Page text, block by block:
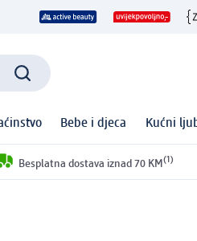
Bebe i djeca Kućni
Besplatna dostava iznad 70 KM (1)